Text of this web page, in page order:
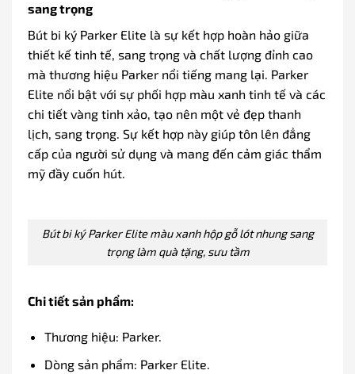
sang trọng
Bút bi ký Parker Elite là sự kết hợp hoàn hảo giữa
thiết kế tinh tế, sang trọng và chất lượng đỉnh cao
mà thương hiệu Parker nổi tiếng mang lại. Parker
Elite nổi bật với sự phối hợp màu xanh tinh tế và các
chi tiết vàng tinh xảo, tạo nên một vẻ đẹp thanh
lịch, sang trọng. Sự kết hợp này giúp tôn lên đẳng
cấp của người sử dụng và mang đến cảm giác thẩm
mỹ đầy cuốn hút.
Bút bi ký Parker Elite màu xanh hộp gỗ lót nhung sang
trọng làm quà tặng, sưu tầm
Chi tiết sản phẩm:
Thương hiệu: Parker.
Dòng sản phẩm: Parker Elite.